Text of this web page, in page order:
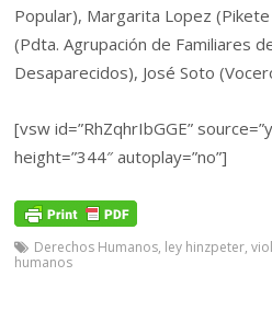
Popular), Margarita Lopez
(Pdta. Agrupación de Familiares
Desaparecidos), José Soto
[vsw id=”RhZqhrIbGGE”
height=”344″ autoplay=”no”]
Derechos Humanos, ley hinzpeter,
humanos